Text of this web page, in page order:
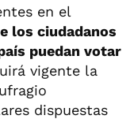
en el
los ciudadanos
puedan votar
vigente la
dispuestas